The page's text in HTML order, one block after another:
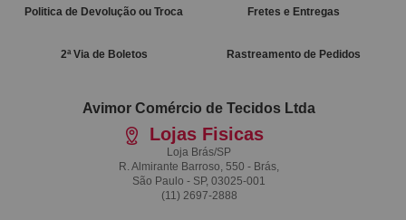
Politica de Devolução ou Troca Fretes e Entregas
2ª Via de Boletos Rastreamento de Pedidos
Avimor Comércio de Tecidos Ltda
Lojas Fisicas
Loja Brás/SP
R. Almirante Barroso, 550 - Brás,
São Paulo - SP, 03025-001
(11) 2697-2888